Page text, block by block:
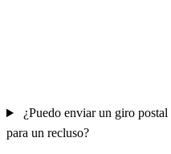
¿Puedo enviar un giro
para un recluso?